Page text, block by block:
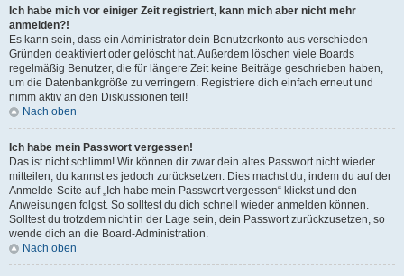
Ich habe mich vor einiger Zeit registriert, kann mich aber nicht mehr
anmelden?!
Es kann sein, dass ein Administrator dein Benutzerkonto aus verschieden
Gründen deaktiviert oder gelöscht hat. Außerdem löschen viele Boards
regelmäßig Benutzer, die für längere Zeit keine Beiträge geschrieben haben,
um die Datenbankgröße zu verringern. Registriere dich einfach erneut und
nimm aktiv an den Diskussionen teil!
Nach oben
Ich habe mein Passwort vergessen!
Das ist nicht schlimm! Wir können dir zwar dein altes Passwort nicht wieder
mitteilen, du kannst es jedoch zurücksetzen. Dies machst du, indem du auf der
Anmelde-Seite auf „Ich habe mein Passwort vergessen“ klickst und den
Anweisungen folgst. So solltest du dich schnell wieder anmelden können.
Solltest du trotzdem nicht in der Lage sein, dein Passwort zurückzusetzen, so
wende dich an die Board-Administration.
Nach oben